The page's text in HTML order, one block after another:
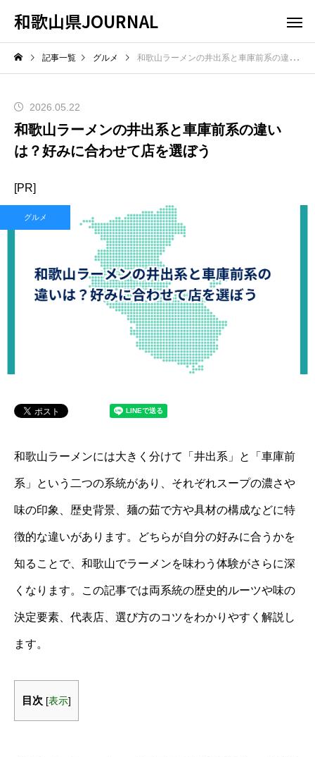
和歌山県JOURNAL
記事一覧 グルメ 和歌山ラーメンの井出系と車庫前系の違いは？好みに合わせて店を選ぼう
2026.05.22
和歌山ラーメンの井出系と車庫前系の違い
は？好みに合わせて店を選ぼう
[PR]
グルメ
和歌山ラーメンには大きく分けて「井出系」と「車庫前
系」という二つの系統があり、それぞれスープの濃さや
味の印象、歴史背景、麺の茹で方や具材の構成などに特
徴的な違いがあります。どちらが自分の好みに合うかを
知ることで、和歌山でラーメンを味わう体験がさらに深
くなります。この記事では両系統の歴史的ルーツや味の
決定要素、代表店、選び方のコツをわかりやすく解説し
ます。
目次 [表示]